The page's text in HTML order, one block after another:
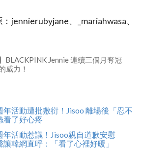
jennierubyjane、_mariahwasa、
BLACKPINK Jennie 連續三個月奪冠
威力！
年活動遭批敷衍！Jisoo 離場後「忍不
看了好心疼
年活動惹議！Jisoo親自道歉安慰
韓網直呼：「看了心裡好暖」